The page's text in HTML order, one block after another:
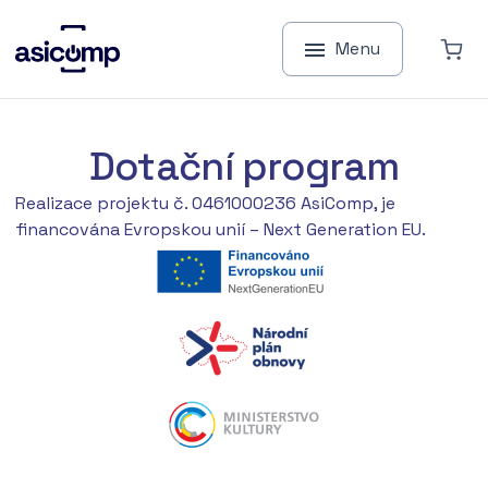
Menu
Dotační program
Realizace projektu č. 0461000236 AsiComp, je
financována Evropskou unií – Next Generation EU.